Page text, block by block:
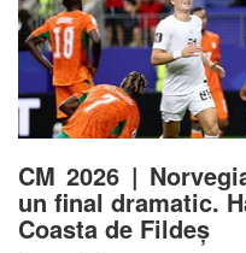
CM 2026 |
un final dramatic.
Coasta de Fildeș